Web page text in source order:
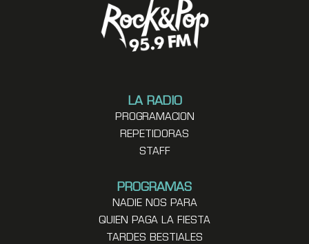
LA RADIO
PROGRAMACION
REPETIDORAS
STAFF
PROGRAMAS
NADIE NOS PARA
QUIEN PAGA LA FIESTA
TARDES BESTIALES